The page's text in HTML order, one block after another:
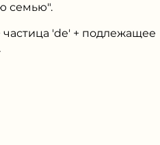
семью".
частица 'de' + подлежащее